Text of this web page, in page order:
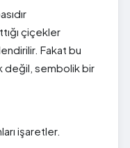
çiçekler
Fakat bu
değil, sembolik bir
işaretler.